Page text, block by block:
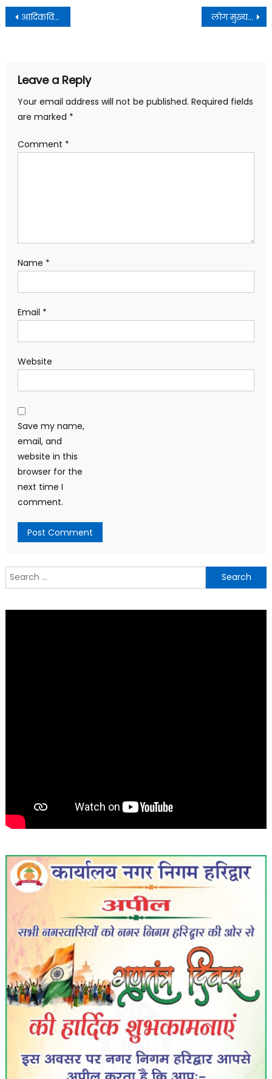
Post
navigation
आदिकवि महर्षि वाल्मीकि जी की जयंती पर उन्हें कोटि-कोटि नमन लोग मुख्यमंत्री के साथ सेल्फी लेते दिखे
Leave a Reply
Your email address will not be published. Required fields
are marked *
Comment *
Name *
Email *
Website
Save my name,
email, and
website in this
browser for the
next time I
comment.
Search
for: